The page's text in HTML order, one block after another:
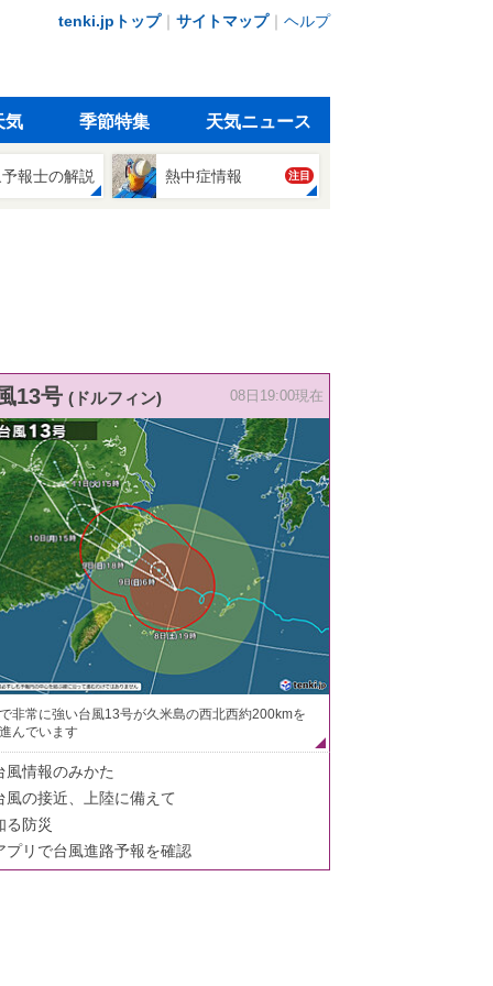
tenki.jpトップ｜ サイトマップ｜ ヘルプ
気 季節特集 天気ニュース
報士の解説 熱中症情報 注目
13号 (ドルフィン) 08日19:00現在
非常に強い台風13号が久米島の西北西約200kmを
んでいます
風情報のみかた
風の接近、上陸に備えて
る防災
プリで台風進路予報を確認